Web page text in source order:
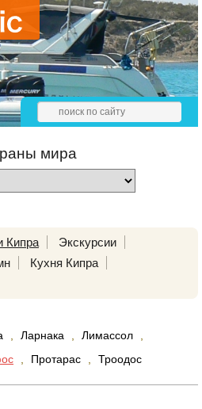
мира
Кипра
Экскурсии
Кухня Кипра
Ларнака Лимассол
Протарас Троодос